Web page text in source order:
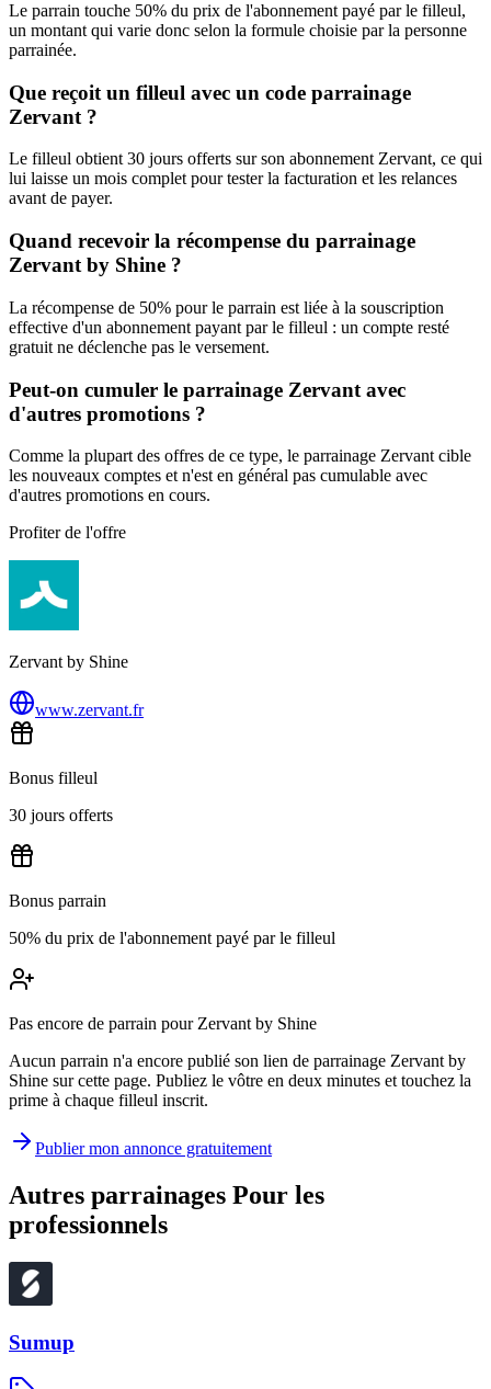
Le parrain touche 50% du prix de l'abonnement payé par le filleul,
un montant qui varie donc selon la formule choisie par la personne
parrainée.
Que reçoit un filleul avec un code parrainage
Zervant ?
Le filleul obtient 30 jours offerts sur son abonnement Zervant, ce qui
lui laisse un mois complet pour tester la facturation et les relances
avant de payer.
Quand recevoir la récompense du parrainage
Zervant by Shine ?
La récompense de 50% pour le parrain est liée à la souscription
effective d'un abonnement payant par le filleul : un compte resté
gratuit ne déclenche pas le versement.
Peut-on cumuler le parrainage Zervant avec
d'autres promotions ?
Comme la plupart des offres de ce type, le parrainage Zervant cible
les nouveaux comptes et n'est en général pas cumulable avec
d'autres promotions en cours.
Profiter de l'offre
Zervant by Shine
www.zervant.fr
Bonus filleul
30 jours offerts
Bonus parrain
50% du prix de l'abonnement payé par le filleul
Pas encore de parrain pour Zervant by Shine
Aucun parrain n'a encore publié son lien de parrainage Zervant by
Shine sur cette page. Publiez le vôtre en deux minutes et touchez la
prime à chaque filleul inscrit.
Publier mon annonce gratuitement
Autres parrainages Pour les
professionnels
Sumup